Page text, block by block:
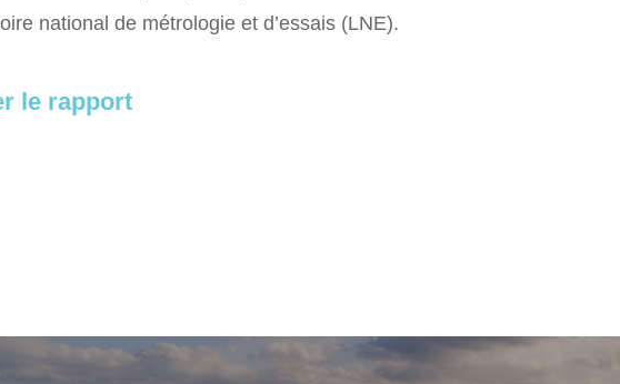
national de métrologie et d’essais (LNE).
le rapport